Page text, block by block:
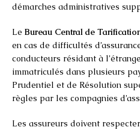
démarches administratives
Le Bureau Central de
en cas de difficultés
conducteurs résidant à
immatriculés dans plusieurs
Prudentiel et de Résolution
règles par les compagnies
Les assureurs doivent